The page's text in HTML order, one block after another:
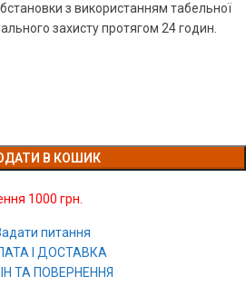
з використанням табельної
захисту протягом 24 годин.
В КОШИК
1000 грн.
питання
І ДОСТАВКА
ТА ПОВЕРНЕННЯ